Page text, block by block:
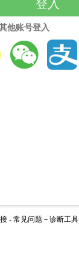
登入
他账号登入
- 常见问题 － 诊断工具